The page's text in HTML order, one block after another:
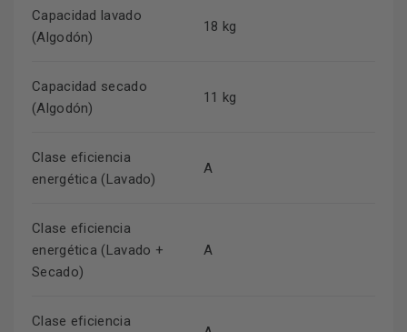
Capacidad lavado
(Algodón)
18 kg
Capacidad secado
(Algodón)
11 kg
Clase eficiencia
energética (Lavado)
A
Clase eficiencia
energética (Lavado +
Secado)
A
Clase eficiencia